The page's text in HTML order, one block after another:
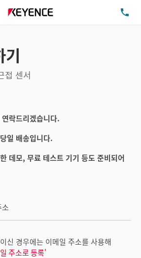
기
접 센서
락드리겠습니다.
일 배송입니다.
데모, 무료 테스트 기기 등도 준비되어
소
신 경우에는 이메일 주소를 사용해
주소로 등록'